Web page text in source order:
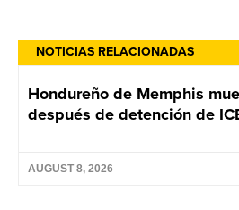
NOTICIAS RELACIONADAS
Hondureño de Memphis
después de detención de
AUGUST 8, 2026